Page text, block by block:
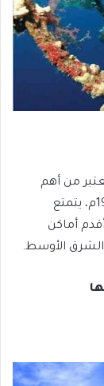
من أهم
عوامل جذب الزوار، تأسس هذا المتحف عام 1989م، يتمتع
أماكن
الشرق الأوسط.